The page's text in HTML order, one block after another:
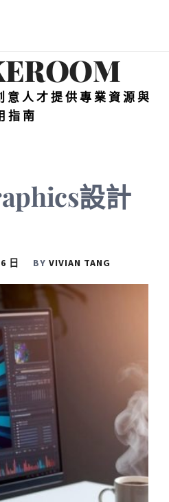
意人才提供專業資源與
指南
設計
日 BY VIVIAN TANG